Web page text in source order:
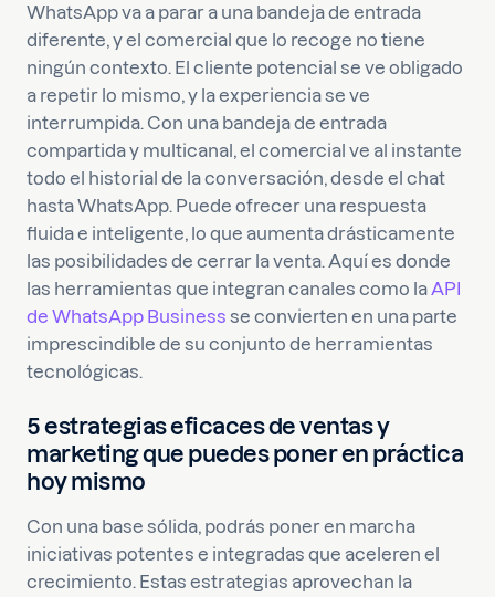
WhatsApp va a parar a una bandeja de entrada
diferente, y el comercial que lo recoge no tiene
ningún contexto. El cliente potencial se ve obligado
a repetir lo mismo, y la experiencia se ve
interrumpida. Con una bandeja de entrada
compartida y multicanal, el comercial ve al instante
todo el historial de la conversación, desde el chat
hasta WhatsApp. Puede ofrecer una respuesta
fluida e inteligente, lo que aumenta drásticamente
las posibilidades de cerrar la venta. Aquí es donde
las herramientas que integran canales como la API
de WhatsApp Business se convierten en una parte
imprescindible de su conjunto de herramientas
tecnológicas.
5 estrategias eficaces de ventas y
marketing que puedes poner en práctica
hoy mismo
Con una base sólida, podrás poner en marcha
iniciativas potentes e integradas que aceleren el
crecimiento. Estas estrategias aprovechan la